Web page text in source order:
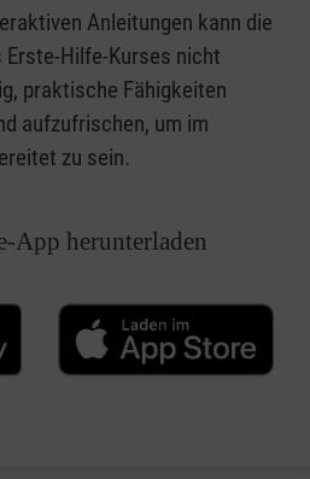
Anleitungen kann die
Erste-Hilfe-Kurses nicht
praktische Fähigkeiten
aufzufrischen, um im
zu sein.
App herunterladen